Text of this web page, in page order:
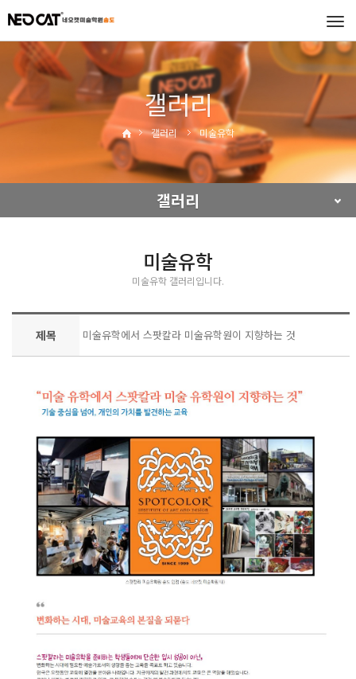
갤러리
갤러리 미술유학
갤러리
미술유학
미술유학 갤러리입니다.
제목 미술유학에서 스팟칼라 미술유학원이 지향하는 것